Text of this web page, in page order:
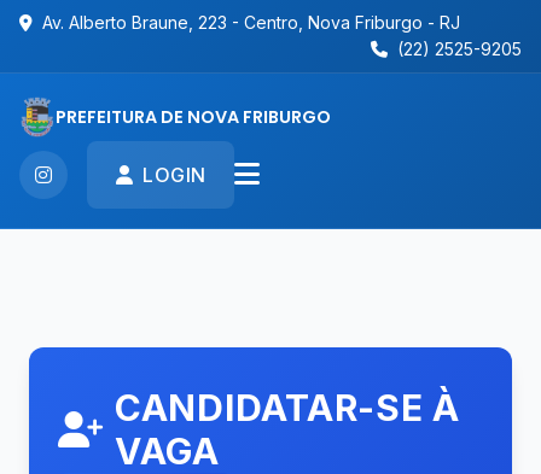
Av. Alberto Braune, 223 - Centro, Nova Friburgo - RJ
(22) 2525-9205
PREFEITURA DE NOVA FRIBURGO
LOGIN
CANDIDATAR-SE À
VAGA